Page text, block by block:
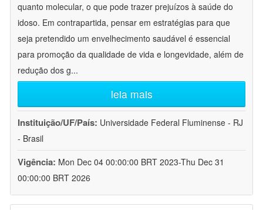
quanto molecular, o que pode trazer prejuízos à saúde do
idoso. Em contrapartida, pensar em estratégias para que
seja pretendido um envelhecimento saudável é essencial
para promoção da qualidade de vida e longevidade, além de
redução dos g...
leia mais
Instituição/UF/País: Universidade Federal Fluminense - RJ
- Brasil
Vigência: Mon Dec 04 00:00:00 BRT 2023-Thu Dec 31
00:00:00 BRT 2026